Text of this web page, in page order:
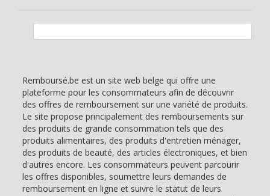
Remboursé.be est un site web belge qui offre une
plateforme pour les consommateurs afin de découvrir
des offres de remboursement sur une variété de produits.
Le site propose principalement des remboursements sur
des produits de grande consommation tels que des
produits alimentaires, des produits d'entretien ménager,
des produits de beauté, des articles électroniques, et bien
d'autres encore. Les consommateurs peuvent parcourir
les offres disponibles, soumettre leurs demandes de
remboursement en ligne et suivre le statut de leurs